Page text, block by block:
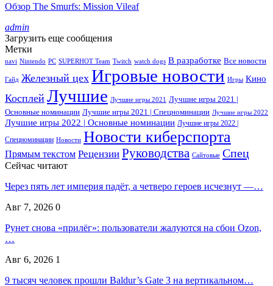
Обзор The Smurfs: Mission Vileaf
admin
Загрузить еще сообщения
Метки
navi Nintendo PC SUPERHOT Team Twitch watch dogs В разработке Все новости
Гайд Железный цех Игровые новости Игры Кино
Косплей Лучшие Лучшие игры 2021
Лучшие игры 2021 |
Основные номинации Лучшие игры 2021 | Спецноминации Лучшие игры 2022
Лучшие игры 2022 | Основные номинации Лучшие игры 2022 |
Спецноминации Новости Новости киберспорта
Прямым текстом Рецензии Руководства Сайтовые Спец
Сейчас читают
Через пять лет империя падёт, а четверо героев исчезнут —…
Авг 7, 2026 0
Рунет снова «прилёг»: пользователи жалуются на сбои Ozon,
…
Авг 6, 2026 1
9 тысяч человек прошли Baldur’s Gate 3 на вертикальном…